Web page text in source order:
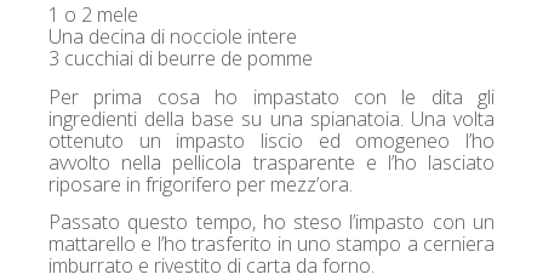
1 o 2 mele
Una decina di nocciole intere
3 cucchiai di beurre de pomme
Per prima cosa ho impastato con le dita gli
ingredienti della base su una spianatoia. Una volta
ottenuto un impasto liscio ed omogeneo l’ho
avvolto nella pellicola trasparente e l’ho lasciato
riposare in frigorifero per mezz’ora.
Passato questo tempo, ho steso l’impasto con un
mattarello e l’ho trasferito in uno stampo a cerniera
imburrato e rivestito di carta da forno.